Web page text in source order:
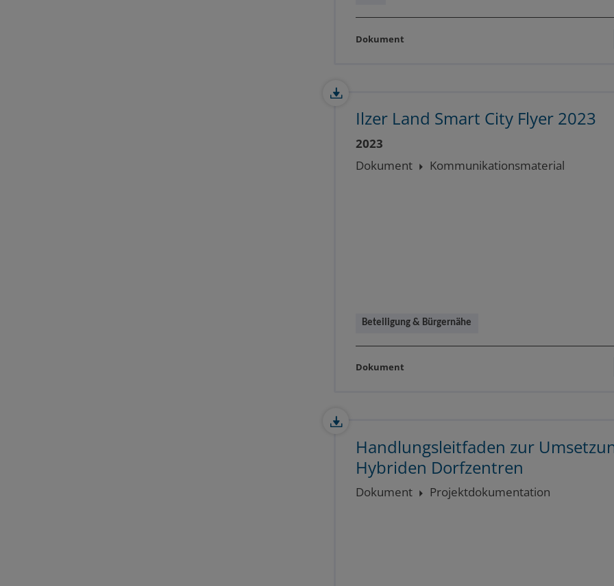
Dokument
Ilzer Land Smart City Flyer 2023
2023
Dokument
Kommunikationsmaterial
Beteiligung & Bürgernähe
Dokument
Handlungsleitfaden zur
Hybriden Dorfzentren
Dokument Projektdokumentation